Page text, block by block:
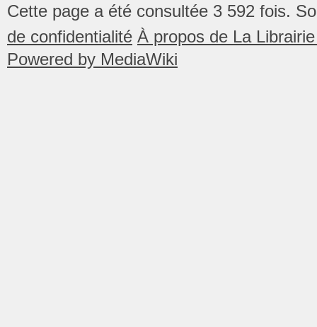
Cette page a été consultée 3 592 fois.
de confidentialité À propos de La
Powered by MediaWiki